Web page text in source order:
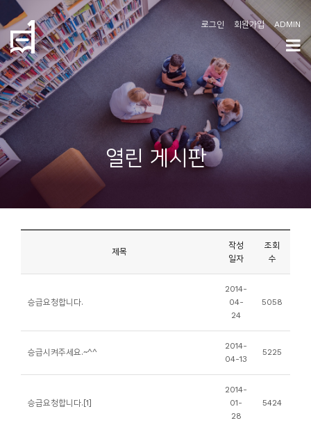
로그인 회원가입 ADMIN
열린 게시판
제목
작성
일자
조회
수
승급요청합니다.
2014-
04-
24
5058
승급시켜주세요.~^^
2014-
04-13
5225
승급요청합니다.[1]
2014-
01-
28
5424
학
도
협
개
지
사